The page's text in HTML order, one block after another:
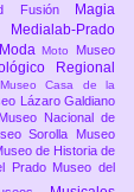
Fusión Magia
Medialab-Prado
ModaMoto Museo
Regional
Museo Casa de la
Lázaro Galdiano
Museo Nacional de
Sorolla Museo
de Historia de
Prado Museo del